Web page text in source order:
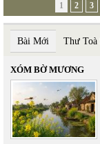
1 2 3
Bài Mới Thư Toà
XÓM BỜ MƯƠNG